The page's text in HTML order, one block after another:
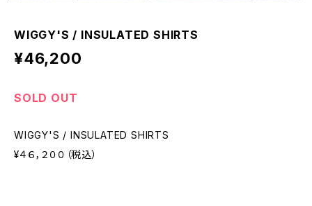
WIGGY'S / INSULATED SHIRTS
¥46,200
SOLD OUT
WIGGY'S / INSULATED SHIRTS
¥４６，２００（税込）